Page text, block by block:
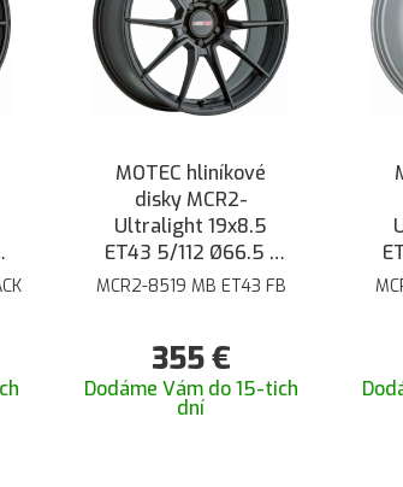
MOTEC hliníkové
disky MCR2-
Ultralight 19x8.5
ET43 5/112 Ø66.5 -
Čierna matná
MCR2-8519 MB ET43 FB
355€
Dodáme Vám do 15-tich
dní